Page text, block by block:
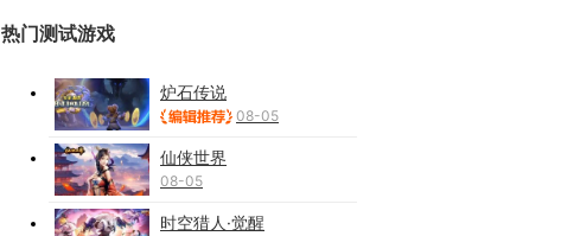
热门测试游戏
炉石传说
08-05
仙侠世界
08-05
时空猎人·觉醒